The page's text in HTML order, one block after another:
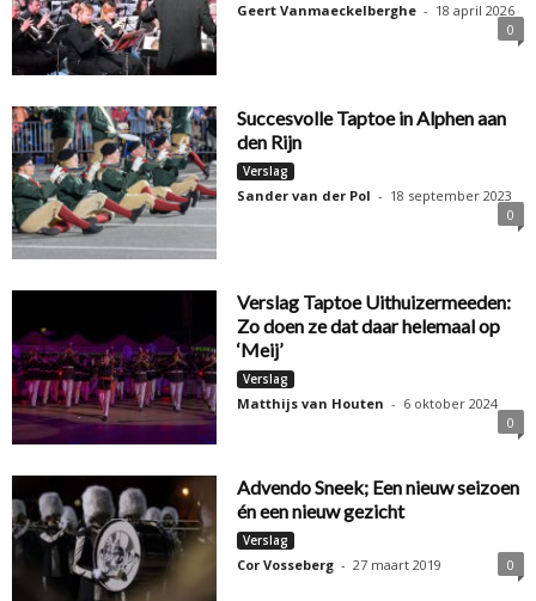
Geert Vanmaeckelberghe - 18 april 2026
0
Succesvolle Taptoe in Alphen aan
den Rijn
Verslag
Sander van der Pol - 18 september 2023
0
Verslag Taptoe Uithuizermeeden:
Zo doen ze dat daar helemaal op
‘Meij’
Verslag
Matthijs van Houten - 6 oktober 2024
0
Advendo Sneek; Een nieuw seizoen
én een nieuw gezicht
Verslag
Cor Vosseberg - 27 maart 2019 0